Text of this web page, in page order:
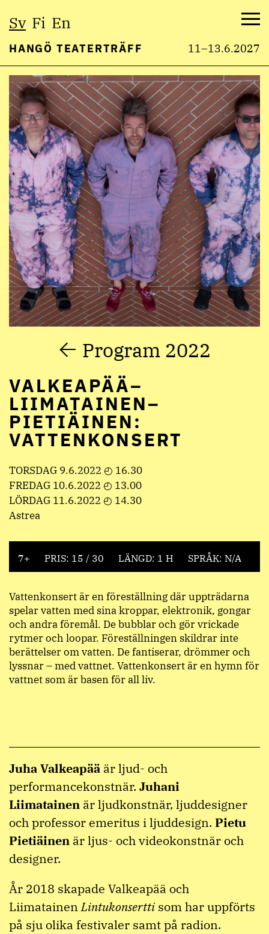
Hoppa
till
innehåll
Sv Fi En
HANGÖ TEATERTRÄFF 11–13.6.2027
Program 2022
VALKEAPÄÄ–
LIIMATAINEN–
PIETIÄINEN:
VATTENKONSERT
TORSDAG 9.6.2022 ◴ 16.30
FREDAG 10.6.2022 ◴ 13.00
LÖRDAG 11.6.2022 ◴ 14.30
Astrea
7+ PRIS: 15 / 30 LÄNGD: 1 H SPRÅK: N/A
Vattenkonsert är en föreställning där uppträdarna
spelar vatten med sina kroppar, elektronik, gongar
och andra föremål. De bubblar och gör vrickade
rytmer och loopar. Föreställningen skildrar inte
berättelser om vatten. De fantiserar, drömmer och
lyssnar – med vattnet. Vattenkonsert är en hymn för
vattnet som är basen för all liv.
Juha Valkeapää är ljud- och
performancekonstnär. Juhani
Liimatainen är ljudkonstnär, ljuddesigner
och professor emeritus i ljuddesign. Pietu
Pietiäinen är ljus- och videokonstnär och
designer.
År 2018 skapade Valkeapää och
LiimatainenLintukonsertti som har uppförts
på sju olika festivaler samt på radion.